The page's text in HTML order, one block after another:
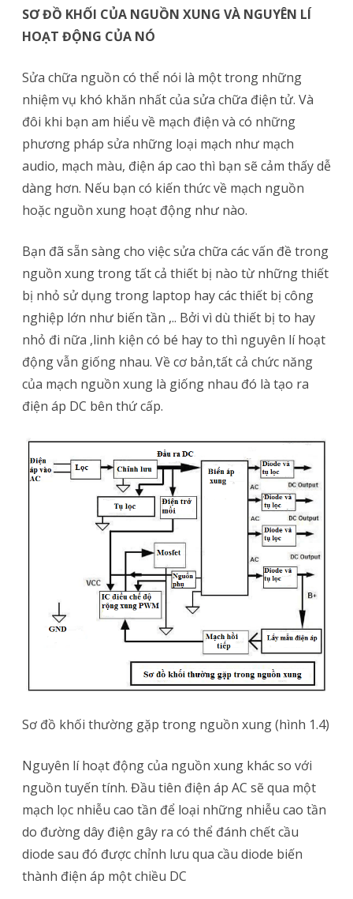
SƠ ĐỒ KHỐI CỦA NGUỒN XUNG VÀ NGUYÊN LÍ
HOẠT ĐỘNG CỦA NÓ
Sửa chữa nguồn có thể nói là một trong những
nhiệm vụ khó khăn nhất của sửa chữa điện tử. Và
đôi khi bạn am hiểu về mạch điện và có những
phương pháp sửa những loại mạch như mạch
audio, mạch màu, điện áp cao thì bạn sẽ cảm thấy dễ
dàng hơn. Nếu bạn có kiến thức về mạch nguồn
hoặc nguồn xung hoạt động như nào.
Bạn đã sẵn sàng cho việc sửa chữa các vấn đề trong
nguồn xung trong tất cả thiết bị nào từ những thiết
bị nhỏ sử dụng trong laptop hay các thiết bị công
nghiệp lớn như biến tần ,.. Bởi vì dù thiết bị to hay
nhỏ đi nữa ,linh kiện có bé hay to thì nguyên lí hoạt
động vẫn giống nhau. Về cơ bản,tất cả chức năng
của mạch nguồn xung là giống nhau đó là tạo ra
điện áp DC bên thứ cấp.
Sơ đồ khối thường gặp trong nguồn xung (hình 1.4)
Nguyên lí hoạt động của nguồn xung khác so với
nguồn tuyến tính. Đầu tiên điện áp AC sẽ qua một
mạch lọc nhiễu cao tần để loại những nhiễu cao tần
do đường dây điện gây ra có thể đánh chết cầu
diode sau đó được chỉnh lưu qua cầu diode biến
thành điện áp một chiều DC